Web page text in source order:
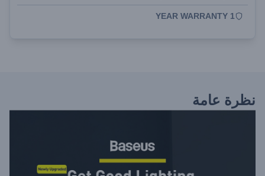
1 YEAR WARRANTY
نظرة عامة